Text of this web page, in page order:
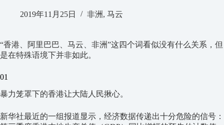
2019年11月25日 非洲 , 马云
“香港、阿里巴巴、马云、非洲”这四个词看似没有什么关系，但
是在特殊语境下并非如此。
01
暴力笼罩下的香港让大陆人民揪心。
新华社最近的一组报道显示，经济数据传递出十分危险的信号：